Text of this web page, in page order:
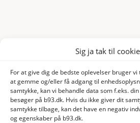
Sig ja tak til
For at give dig de bedste oplevelser bruger
at gemme og/eller få adgang til
samtykke, kan vi behandle data som f.eks.
besøger på b93.dk. Hvis du ikke giver dit
samtykke tilbage, kan det have en negativ
og egenskaber på b93.dk.